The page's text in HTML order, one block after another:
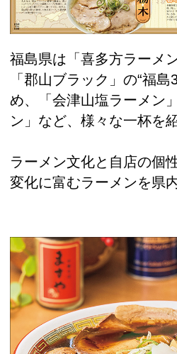
福島県は「喜多方ラーメ
「郡山ブラック」の“福
め、「会津山塩ラーメン
ン」など、様々な一杯を紹
ラーメン文化と自店の個
変化に富むラーメンを県